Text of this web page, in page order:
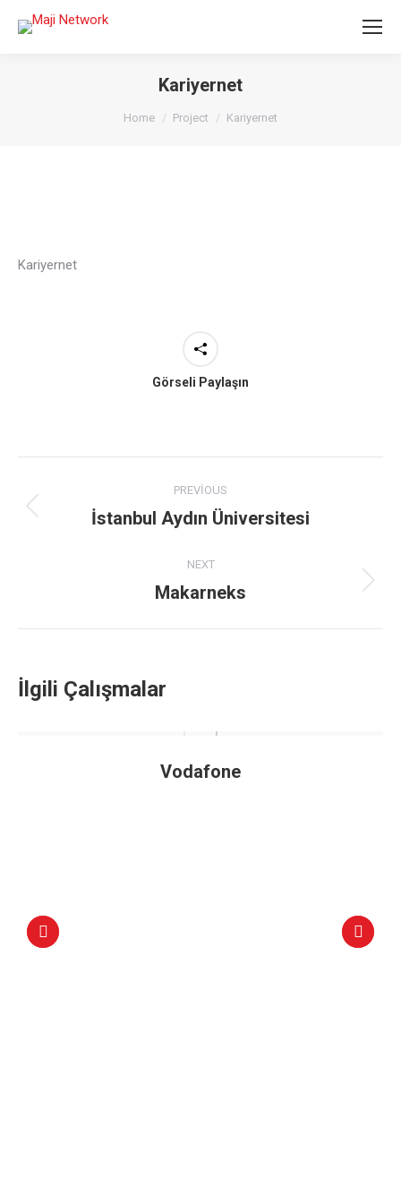
Kariyernet
You are here:
Home Project Kariyernet
Kariyernet
Görseli Paylaşın
navigation
PREVIOUS
Previous
İstanbul Aydın Üniversitesi
NEXT
Next
Makarneks
İlgili Çalışmalar
Vodafone